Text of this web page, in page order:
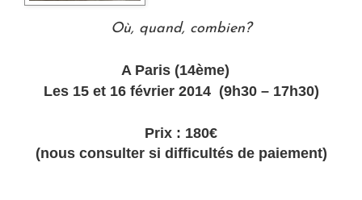
Où, quand, combien?
A Paris (14ème)
Les 15 et 16 février 2014 (9h30 – 17h30)
Prix : 180€
(nous consulter si difficultés de paiement)